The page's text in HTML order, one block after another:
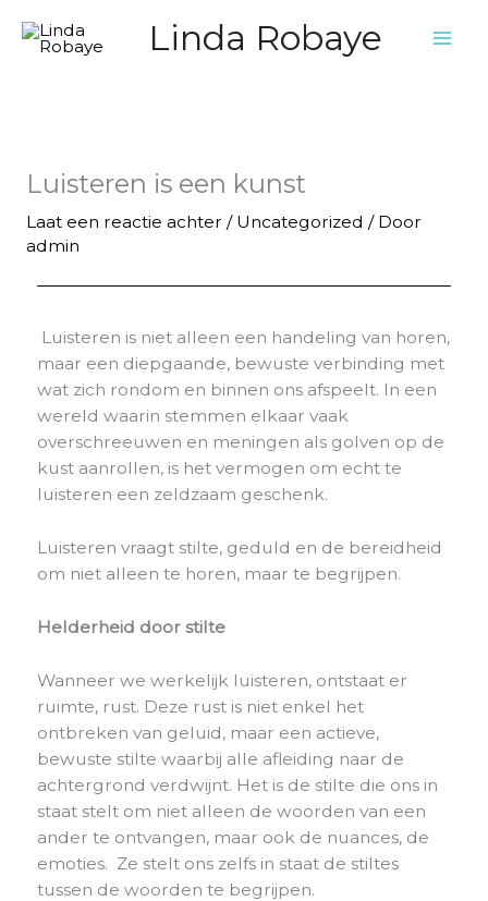
naar
Linda Robaye
Luisteren is een kunst
Laat een reactie achter / Uncategorized / Door
admin
Luisteren is niet alleen een handeling van horen,
maar een diepgaande, bewuste verbinding met
wat zich rondom en binnen ons afspeelt. In een
wereld waarin stemmen elkaar vaak
overschreeuwen en meningen als golven op de
kust aanrollen, is het vermogen om echt te
luisteren een zeldzaam geschenk.
Luisteren vraagt ​​stilte, geduld en de bereidheid
om niet alleen te horen, maar te begrijpen.
Helderheid door stilte
Wanneer we werkelijk luisteren, ontstaat ​​er
ruimte, rust. Deze rust is niet enkel het
ontbreken van geluid, maar een actieve,
bewuste stilte waarbij alle afleiding naar de
achtergrond verdwijnt. Het is de stilte die ons in
staat stelt om niet alleen de woorden van een
ander te ontvangen, maar ook de nuances, de
emoties. Ze stelt ons zelfs in staat de stiltes
tussen de woorden te begrijpen.